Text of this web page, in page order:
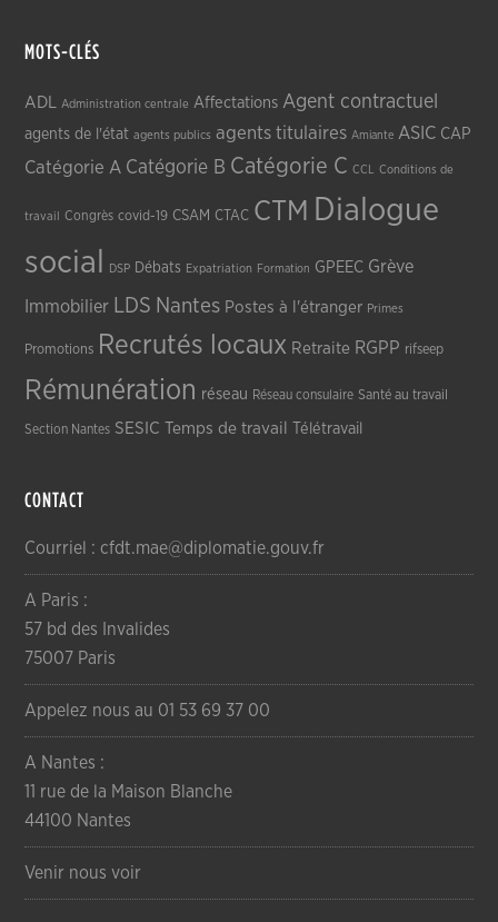
MOTS-CLÉS
ADL Administration centrale Affectations Agent contractuel
agents de l'état agents publics agents titulaires Amiante ASIC CAP
Catégorie A Catégorie B Catégorie C CCL Conditions de
travail Congrès covid-19 CSAM CTAC CTM Dialogue
social
DSP Débats Expatriation Formation GPEEC Grève
Immobilier LDS Nantes Postes à l'étranger Primes
Promotions Recrutés locaux Retraite RGPP rifseep
Rémunération réseau Réseau consulaire Santé au travail
Section Nantes SESIC Temps de travail Télétravail
CONTACT
Courriel : cfdt.mae@diplomatie.gouv.fr
A Paris :
57 bd des Invalides
75007 Paris
Appelez nous au 01 53 69 37 00
A Nantes :
11 rue de la Maison Blanche
44100 Nantes
Venir nous voir